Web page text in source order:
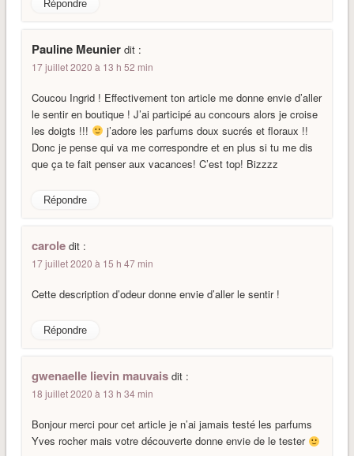
Répondre
Pauline Meunier dit :
17 juillet 2020 à 13 h 52 min
Coucou Ingrid ! Effectivement ton article me donne envie d’aller
le sentir en boutique ! J’ai participé au concours alors je croise
les doigts !!!
j’adore les parfums doux sucrés et floraux !!
Donc je pense qui va me correspondre et en plus si tu me dis
que ça te fait penser aux vacances! C’est top! Bizzzz
Répondre
carole dit :
17 juillet 2020 à 15 h 47 min
Cette description d’odeur donne envie d’aller le sentir !
Répondre
gwenaelle lievin mauvais dit :
18 juillet 2020 à 13 h 34 min
Bonjour merci pour cet article je n’ai jamais testé les parfums
Yves rocher mais votre découverte donne envie de le tester